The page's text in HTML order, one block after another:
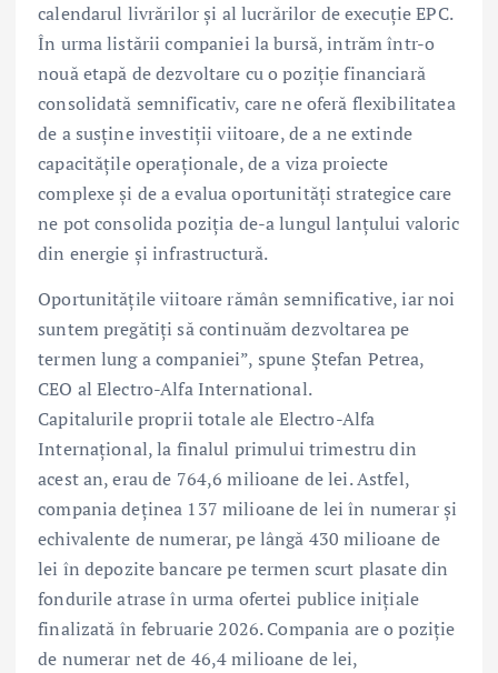
calendarul livrărilor și al lucrărilor de execuție EPC.
În urma listării companiei la bursă, intrăm într-o
nouă etapă de dezvoltare cu o poziție financiară
consolidată semnificativ, care ne oferă flexibilitatea
de a susține investiții viitoare, de a ne extinde
capacitățile operaționale, de a viza proiecte
complexe și de a evalua oportunități strategice care
ne pot consolida poziția de-a lungul lanțului valoric
din energie și infrastructură.
Oportunitățile viitoare rămân semnificative, iar noi
suntem pregătiți să continuăm dezvoltarea pe
termen lung a companiei”, spune Ștefan Petrea,
CEO al Electro-Alfa International.
Capitalurile proprii totale ale Electro-Alfa
Internațional, la finalul primului trimestru din
acest an, erau de 764,6 milioane de lei. Astfel,
compania deținea 137 milioane de lei în numerar și
echivalente de numerar, pe lângă 430 milioane de
lei în depozite bancare pe termen scurt plasate din
fondurile atrase în urma ofertei publice inițiale
finalizată în februarie 2026. Compania are o poziție
de numerar net de 46,4 milioane de lei,